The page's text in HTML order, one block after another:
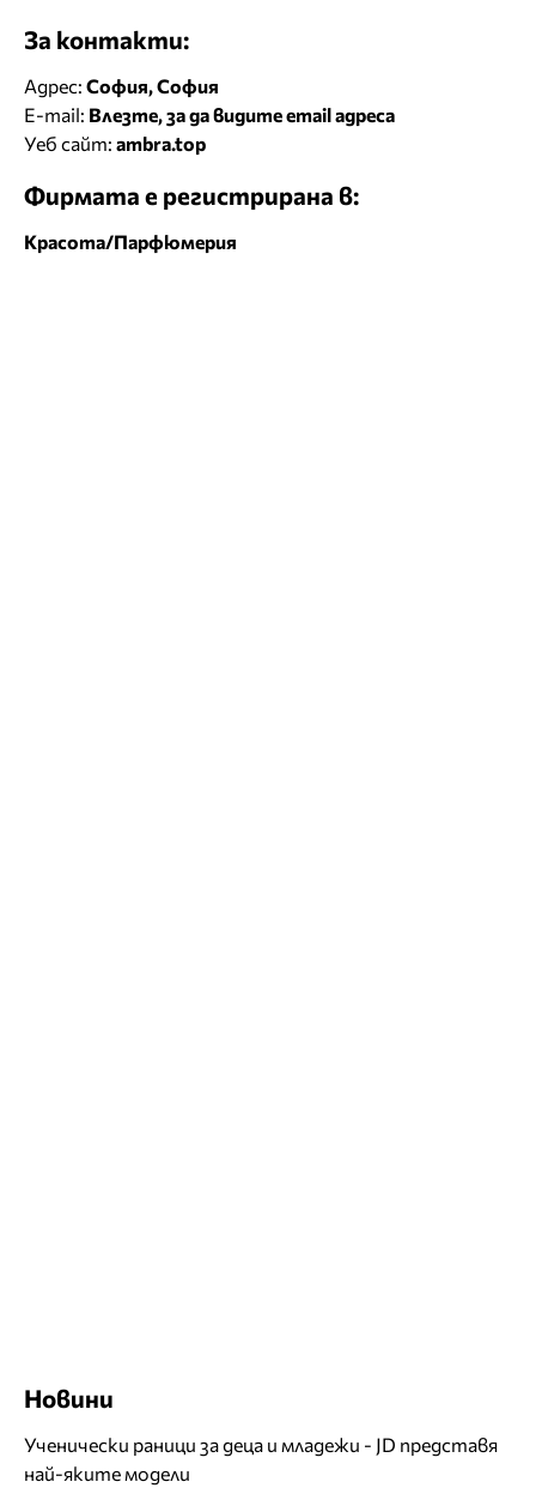
За контакти:
Адрес: София, София
E-mail: Влезте, за да видите email адреса
Уеб сайт: ambra.top
Фирмата е регистрирана в:
Красота/Парфюмерия
Новини
Ученически раници за деца и младежи - JD представя
най-яките модели